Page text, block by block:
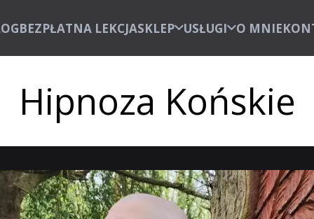
BEZPŁATNA LEKCJASKLEP USŁUGI O MNIE
Hipnoza Końskie